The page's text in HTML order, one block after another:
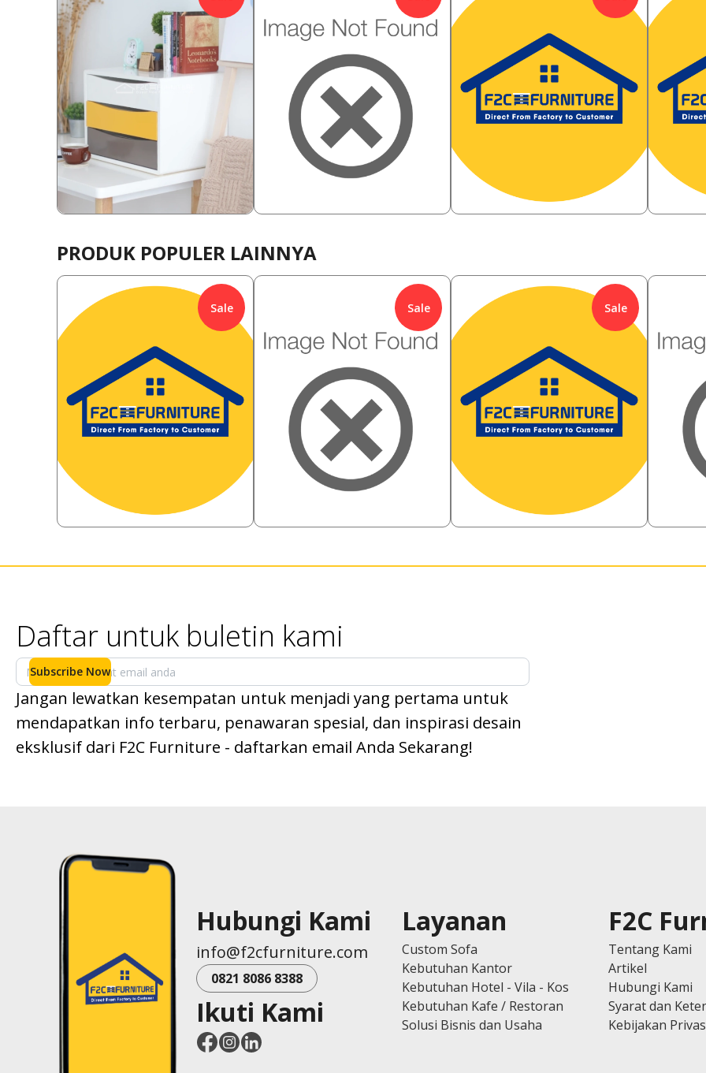
Rp938,000 21.32%
Rp738,000
1,510,000 13.25%
Rp
1,750,000
Rp
PRODUK POPULER LAINNYA
Sale
Rp
183,000
Sale
3,258,000 6.14%
Sale
Rp
878,000
Daftar untuk buletin kami
Subscribe Now
Jangan lewatkan kesempatan untuk menjadi yang pertama untuk
mendapatkan info terbaru, penawaran spesial, dan inspirasi desain
eksklusif dari F2C Furniture - daftarkan email Anda Sekarang!
Hubungi Kami
info@f2cfurniture.com
0821 8086 8388
Ikuti Kami
Layanan
Custom Sofa
Kebutuhan Kantor
Kebutuhan Hotel - Vila - Kos
Kebutuhan Kafe / Restoran
Solusi Bisnis dan Usaha
F2C
Tentang Kami
Artikel
Hubungi Kami
Syarat dan
Kebijakan